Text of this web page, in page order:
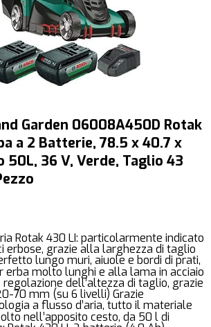
Garden 06008A450D Rotak
a 2 Batterie, 78.5 x 40.7 x
50L, 36 V, Verde, Taglio 43
Rotak 430 LI: particolarmente indicato
erbose, grazie alla larghezza di taglio
lungo muri, aiuole e bordi di prati,
erba molto lunghi e alla lama in acciaio
dell’altezza di taglio, grazie
70 mm (su 6 livelli) Grazie
a flusso d’aria, tutto il materiale
nell’apposito cesto, da 50 l di